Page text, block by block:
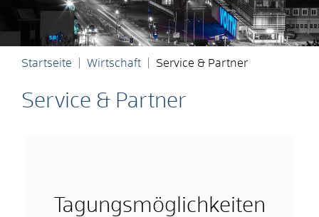
Startseite Wirtschaft Service & Partner
Service & Partner
Tagungsmöglichkeiten